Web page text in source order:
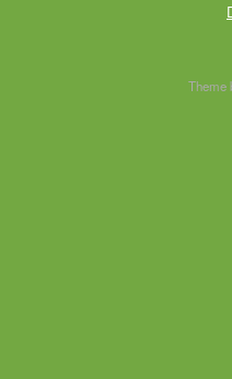
Theme